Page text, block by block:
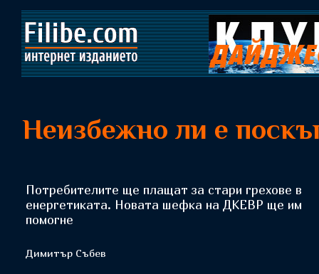
Неизбежно ли е
Потребителите ще плащат за стари грехове в
енергетиката. Новата шефка на ДКЕВР ще им
помогне
Димитър Събев